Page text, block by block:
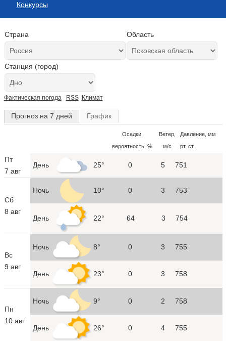
Конкурсы
Страна Область
Станция (город)
Фактическая погода RSS Климат
Прогноз на 7 дней График
Осадки,
вероятность, %
Ветер,
м/с
Давление, мм
рт. ст.
Пт
7 авг
День 25° 0 5 751
Сб
8 авг
Ночь 10° 0 3 753
День 22° 64 3 754
Вс
9 авг
Ночь 8° 0 3 755
День 23° 0 3 758
Пн
10 авг
Ночь 9° 0 2 758
День 26° 0 4 755